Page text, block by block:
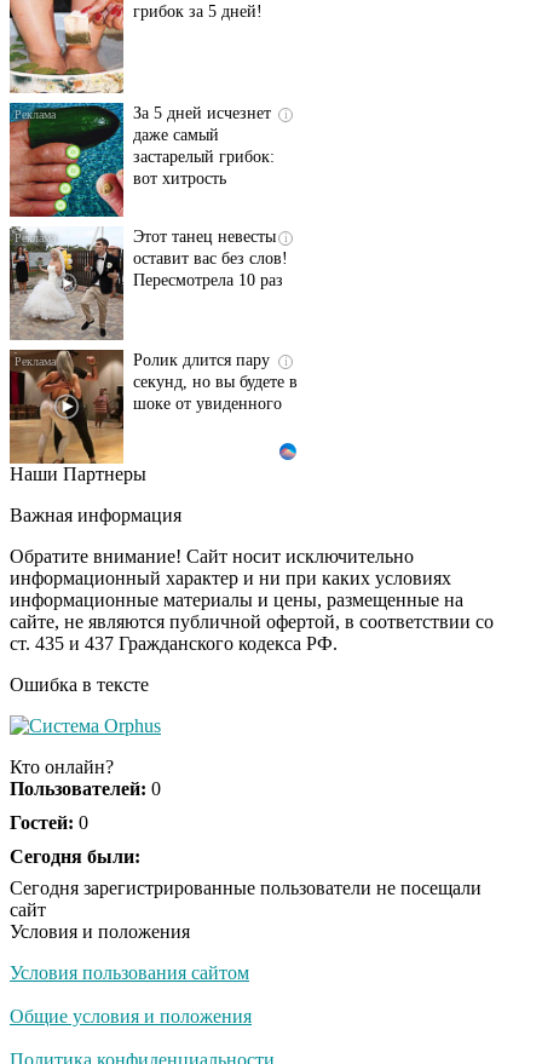
грибок за 5 дней!
i
За 5 дней исчезнет
даже самый
застарелый грибок:
вот хитрость
i
Этот танец невесты
оставит вас без слов!
Пересмотрела 10 раз
i
Ролик длится пару
секунд, но вы будете в
шоке от увиденного
Ролик из Омска: вы
i
Ржу не переставая, это
видео пересмотришь
не раз
Скрытая камера на
их не видят...
Ролик длится
смеяться вы будете
Королева вагона
оставит равнодушным
Наши Партнеры
Важная информация
Обратите внимание! Сайт носит исключительно
информационный характер и ни при каких условиях
информационные материалы и цены, размещенные на
сайте, не являются публичной офертой, в соответствии со
ст. 435 и 437 Гражданского кодекса РФ.
Ошибка в тексте
Кто онлайн?
Пользователей: 0
Гостей: 0
Сегодня были:
Сегодня зарегистрированные пользователи не посещали
сайт
Условия и положения
Условия пользования сайтом
Общие условия и положения
Политика конфиденциальности